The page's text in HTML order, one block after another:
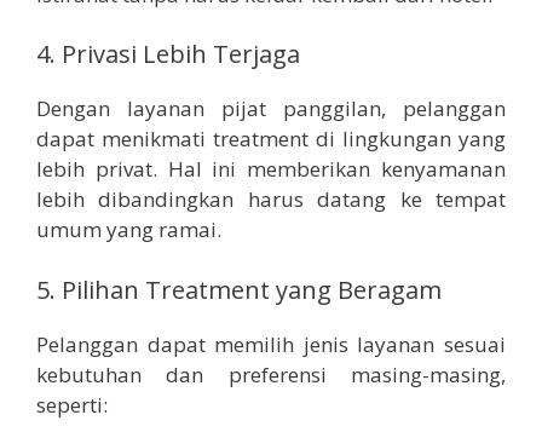
4. Privasi Lebih Terjaga
Dengan layanan pijat panggilan, pelanggan
dapat menikmati treatment di lingkungan yang
lebih privat. Hal ini memberikan kenyamanan
lebih dibandingkan harus datang ke tempat
umum yang ramai.
5. Pilihan Treatment yang Beragam
Pelanggan dapat memilih jenis layanan sesuai
kebutuhan dan preferensi masing-masing,
seperti: